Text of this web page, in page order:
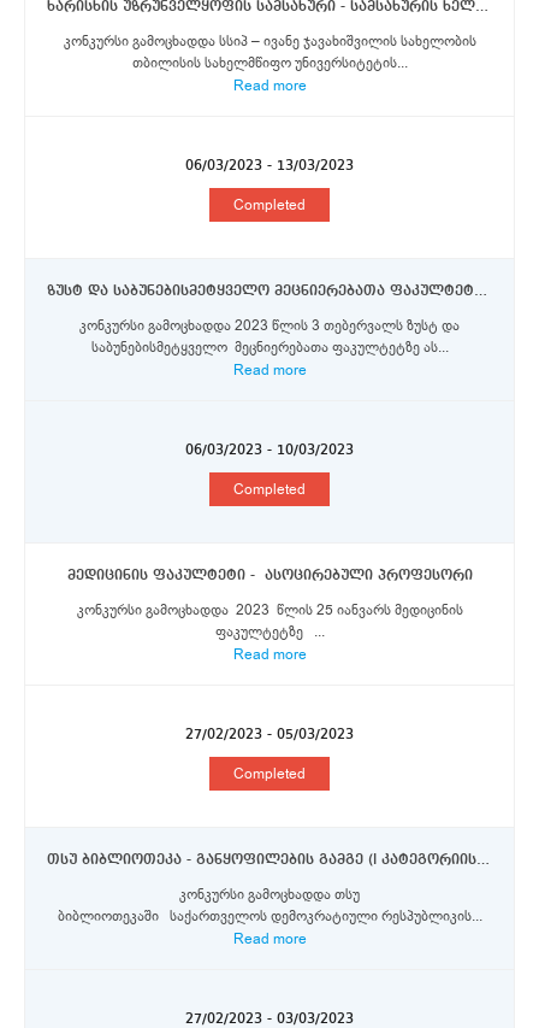
ხარისხის უზრუნველყოფის სამსახური - სამსახურის ხელმძღვანელი
კონკურსი გამოცხადდა სსიპ – ივანე ჯავახიშვილის სახელობის
თბილისის სახელმწიფო უნივერსიტეტის...
Read more
06/03/2023 - 13/03/2023
Completed
ზუსტ და საბუნებისმეტყველო მეცნიერებათა ფაკულტეტი - ასისტენტ პროფესორები
კონკურსი გამოცხადდა 2023 წლის 3 თებერვალს ზუსტ და
საბუნებისმეტყველო მეცნიერებათა ფაკულტეტზე ას...
Read more
06/03/2023 - 10/03/2023
Completed
მედიცინის ფაკულტეტი - ასოცირებული პროფესორი
კონკურსი გამოცხადდა 2023 წლის 25 იანვარს მედიცინის
ფაკულტეტზე ...
Read more
27/02/2023 - 05/03/2023
Completed
თსუ ბიბლიოთეკა - განყოფილების გამგე (I კატეგორიის მთავარი ბიბლიოთეკარი)
კონკურსი გამოცხადდა თსუ
ბიბლიოთეკაში საქართველოს დემოკრატიული რესპუბლიკის...
Read more
27/02/2023 - 03/03/2023